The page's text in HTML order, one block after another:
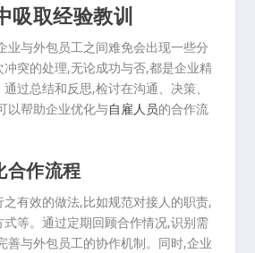
吸取经验教训
业与外包员工之间难免会出现一些分
突的处理,无论成功与否,都是企业精
过总结和反思,检讨在沟通、决策、
以帮助企业优化与自雇人员的合作流
合作流程
有效的做法,比如规范对接人的职责,
等。通过定期回顾合作情况,识别需
善与外包员工的协作机制。同时,企业